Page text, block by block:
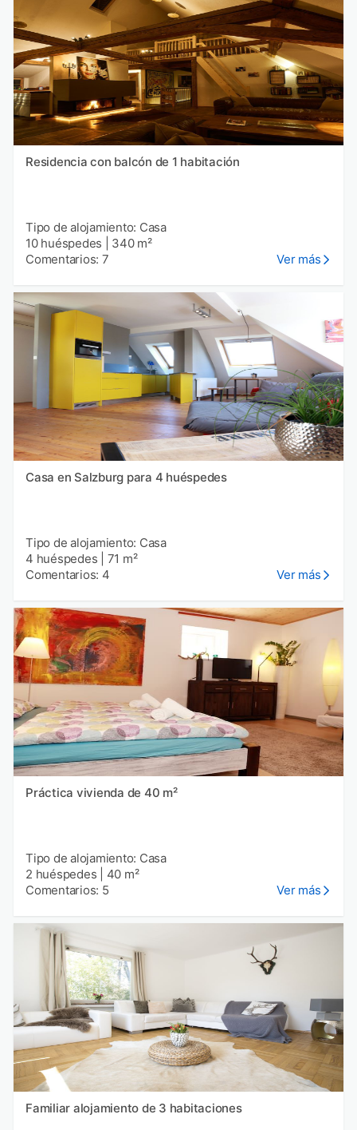
Residencia con balcón de 1 habitación
Tipo de alojamiento: Casa
10 huéspedes
340 m²
Comentarios: 7
Ver más
Casa en Salzburg para 4 huéspedes
Tipo de alojamiento: Casa
4 huéspedes
71 m²
Comentarios: 4
Ver más
Práctica vivienda de 40 m²
Tipo de alojamiento: Casa
2 huéspedes
40 m²
Comentarios: 5
Ver más
Familiar alojamiento de 3 habitaciones